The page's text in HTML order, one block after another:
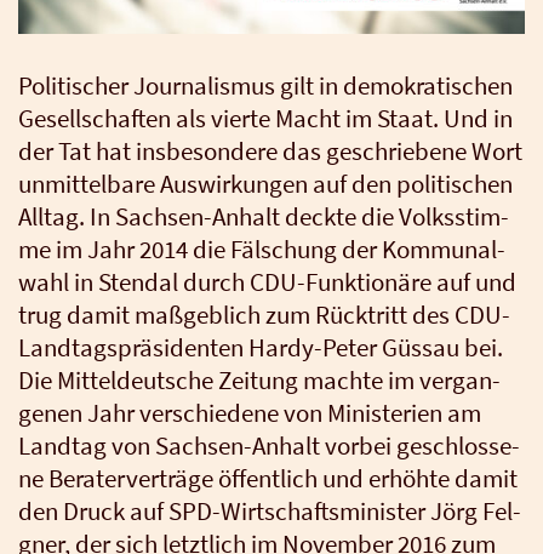
Poli­ti­scher Jour­na­lis­mus gilt in demo­kra­ti­schen
Gesell­schaf­ten als vier­te Macht im Staat. Und in
der Tat hat ins­be­son­de­re das geschrie­be­ne Wort
unmit­tel­ba­re Aus­wir­kun­gen auf den poli­ti­schen
All­tag. In Sach­sen-Anhalt deck­te die Volks­stim­
me im Jahr 2014 die Fäl­schung der Kom­mu­nal­
wahl in Stend­al durch CDU-Funk­tio­nä­re auf und
trug damit maß­geb­lich zum Rück­tritt des CDU-
Land­tags­prä­si­den­ten Har­dy-Peter Güss­au bei.
Die Mit­tel­deut­sche Zei­tung mach­te im ver­gan­
ge­nen Jahr ver­schie­de­ne von Minis­te­ri­en am
Land­tag von Sach­sen-Anhalt vor­bei geschlos­se­
ne Bera­ter­ver­trä­ge öffent­lich und erhöh­te damit
den Druck auf SPD-Wirt­schafts­mi­nis­ter Jörg Fel­
g­ner, der sich letzt­lich im Novem­ber 2016 zum